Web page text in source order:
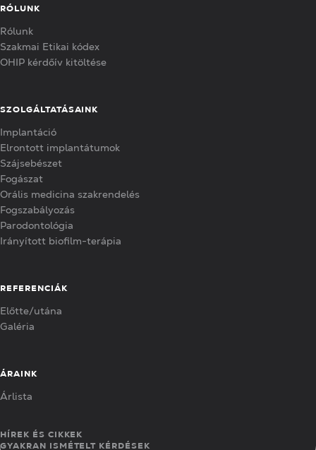
RÓLUNK
Rólunk
Szakmai Etikai kódex
OHIP kérdőív kitöltése
SZOLGÁLTATÁSAINK
Implantáció
Elrontott implantátumok
Szájsebészet
Fogászat
Orális medicina szakrendelés
Fogszabályozás
Parodontológia
Irányított biofilm-terápia
REFERENCIÁK
Előtte/utána
Galéria
ÁRAINK
Árlista
HÍREK ÉS CIKKEK
GYAKRAN ISMÉTELT KÉRDÉSEK